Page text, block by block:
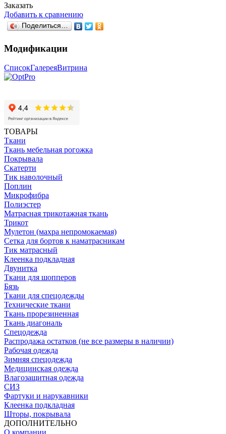
Заказать
Добавить к сравнению
Поделиться…
Модификации
СписокГалереяВитрина
ТОВАРЫ
Ткани
Ткань мебельная рогожка
Покрывала
Скатерти
Тик наволочный
Поплин
Микрофибра
Полиэстер
Матрасная трикотажная ткань
Трикот
Мулетон (махра непромокаемая)
Сетка для бортов к наматрасникам
Тик матрасный
Клеенка подкладная
Двунитка
Ткани для шопперов
Бязь
Ткани для спецодежды
Технические ткани
Ткань прорезиненная
Ткань диагональ
Спецодежда
Распродажа остатков (не все размеры в наличии)
Рабочая одежда
Зимняя спецодежда
Медицинская одежда
Влагозащитная одежда
СИЗ
Фартуки и нарукавники
Клеенка подкладная
Шторы, покрывала
ДОПОЛНИТЕЛЬНО